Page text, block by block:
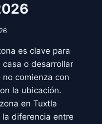
es clave para
casa o desarrollar
comienza con
la ubicación.
en Tuxtla
diferencia entre